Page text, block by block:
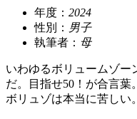
年度： 2024
性別： 男子
執筆者： 母
いわゆるボリュームゾー
だ。目指せ50！が合言葉。
ボリュゾは本当に苦しい。